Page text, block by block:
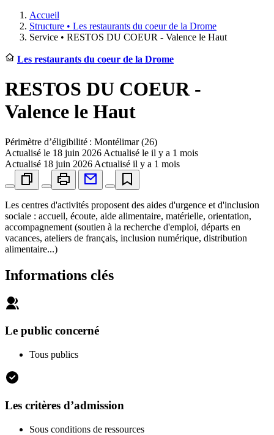
Accueil
Structure • Les restaurants du coeur de la Drome
Service • RESTOS DU COEUR - Valence le Haut
Les restaurants du coeur de la Drome
RESTOS DU COEUR -
Valence le Haut
Périmètre d’éligibilité : Montélimar (26)
Actualisé le 18 juin 2026 Actualisé le il y a 1 mois
Actualisé 18 juin 2026 Actualisé il y a 1 mois
Les centres d'activités proposent des aides d'urgence et d'inclusion
sociale : accueil, écoute, aide alimentaire, matérielle, orientation,
accompagnement (soutien à la recherche d'emploi, départs en
vacances, ateliers de français, inclusion numérique, distribution
alimentaire...)
Informations clés
Le public concerné
Tous publics
Les critères d’admission
Sous conditions de ressources